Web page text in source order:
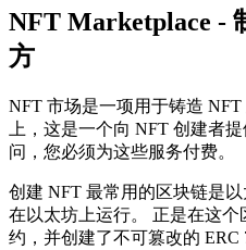
NFT Marketplace -
方
NFT 市场是一项用于铸造
上，这是一个向 NFT 创建者
问，您必须为这些服务付费。
创建 NFT 最常用的区块链是
在以太坊上运行。 正是在这
约，并创建了不可篡改的 ERC